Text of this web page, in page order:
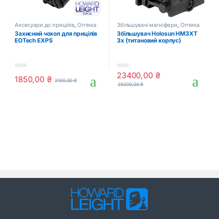
Аксесуари до прицілів, Оптика
та приціли
Захисний чохол для прицілів
EOTech EXPS
0
o
1850,00 ₴ 2100,00₴
Збільшувачі магніфери, Оптика
та приціли
Збільшувач Holosun HM3XT
3x (титановий корпус)
0
o
u
23400,00 ₴
25200,00₴